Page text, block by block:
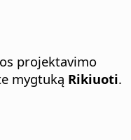
projektavimo
mygtuką Rikiuoti.